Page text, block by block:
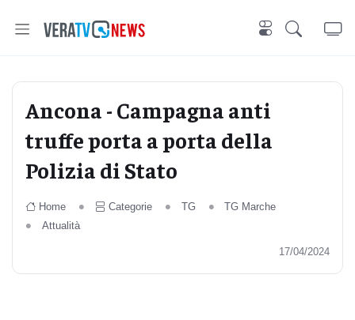
Ancona - Campagna anti
truffe porta a porta della
Polizia di Stato
Home Categorie TG
TG Marche
Attualità
17/04/2024